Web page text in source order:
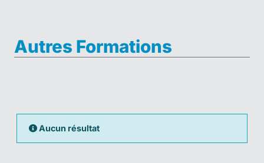
Autres Formations
Aucun résultat